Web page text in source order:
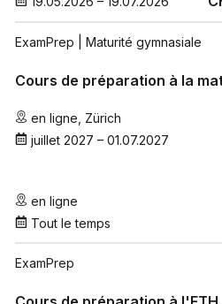
ExamPrep | Maturité gymnasiale
Cours de préparation à la
en ligne Zürich
juillet 2027 – 01.07.2027
en ligne
Tout le temps
ExamPrep